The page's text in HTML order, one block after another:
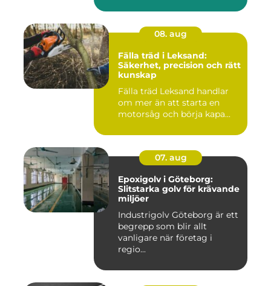
08. aug
Fälla träd i Leksand:
Säkerhet, precision och rätt
kunskap
Fälla träd Leksand handlar
om mer än att starta en
motorsåg och börja kapa...
07. aug
Epoxigolv i Göteborg:
Slitstarka golv för krävande
miljöer
Industrigolv Göteborg är ett
begrepp som blir allt
vanligare när företag i
regio...